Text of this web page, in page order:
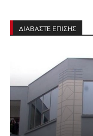
ΔΙΑΒΑΣΤΕ ΕΠΙΣΗΣ